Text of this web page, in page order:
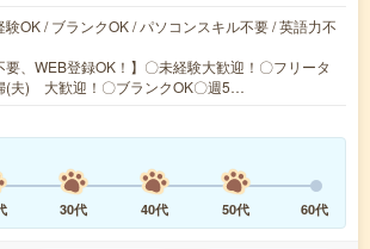
験OK / ブランクOK / パソコンスキル不要 / 英語力不
要、WEB登録OK！】〇未経験大歓迎！〇フリータ
(夫) 大歓迎！〇ブランクOK〇週5…
30代 40代 50代 60代